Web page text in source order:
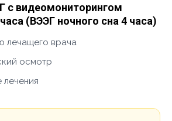
с видеомониторингом
(ВЭЭГ ночного сна 4 часа)
лечащего врача
осмотр
лечения